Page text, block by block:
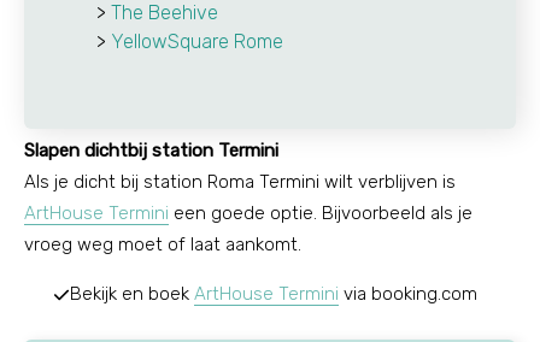
> The Beehive
> YellowSquare Rome
Slapen dichtbij station Termini
Als je dicht bij station Roma Termini wilt verblijven is
ArtHouse Termini een goede optie. Bijvoorbeeld als je
vroeg weg moet of laat aankomt.
Bekijk en boek ArtHouse Termini via booking.com